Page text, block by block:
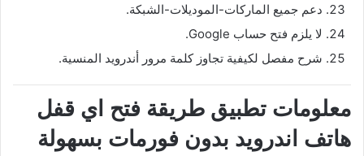
دعم جميع الماركات-الموديلات-الشبكة.
لا يلزم فتح حساب Google.
شرح مفصل لكيفية تجاوز كلمة مرور أندرويد المنسية.
معلومات تطبيق طريقة فتح اي قفل
هاتف اندرويد بدون فورمات بسهولة